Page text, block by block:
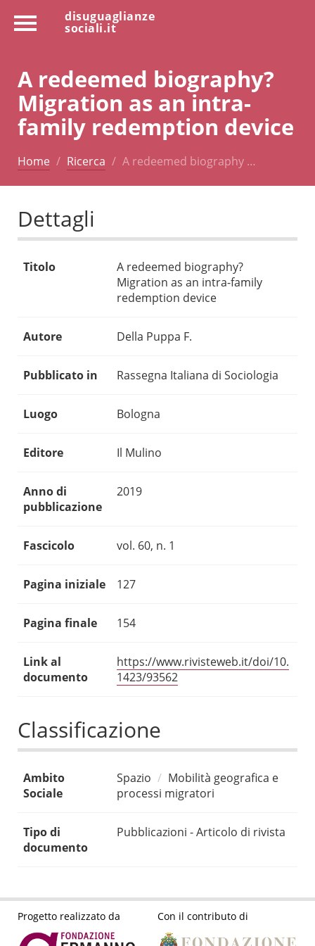
disuguaglianze
sociali.it
A redeemed biography?
Migration as an intra-
family redemption device
Home Ricerca A redeemed biography …
Dettagli
Titolo
A redeemed biography?
Migration as an intra-family
redemption device
Autore Della Puppa F.
Pubblicato in Rassegna Italiana di Sociologia
Luogo Bologna
Editore Il Mulino
Anno di
pubblicazione
2019
Fascicolo vol. 60, n. 1
Pagina iniziale 127
Pagina finale 154
Link al
documento
https://www.rivisteweb.it/doi/10.
1423/93562
Classificazione
Ambito
Sociale
Spazio
Mobilità geografica e
processi migratori
Tipo di
documento
Pubblicazioni - Articolo di rivista
Progetto realizzato da Con il contributo di